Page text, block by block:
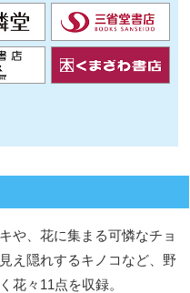
や、花に集まる可憐なチョ
え隠れするキノコなど、野
花々11点を収録。